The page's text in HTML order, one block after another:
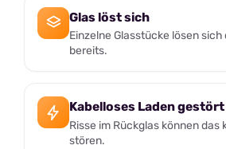
Glas löst sich
Einzelne Glasstücke lösen
bereits.
Kabelloses Laden gestört
Risse im Rückglas können das
stören.